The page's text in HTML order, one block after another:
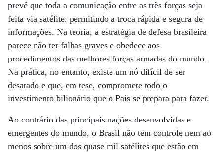
prevê que toda a comunicação entre as três forças seja
feita via satélite, permitindo a troca rápida e segura de
informações. Na teoria, a estratégia de defesa brasileira
parece não ter falhas graves e obedece aos
procedimentos das melhores forças armadas do mundo.
Na prática, no entanto, existe um nó difícil de ser
desatado e que, em tese, compromete todo o
investimento bilionário que o País se prepara para fazer.
Ao contrário das principais nações desenvolvidas e
emergentes do mundo, o Brasil não tem controle nem ao
menos sobre um dos quase mil satélites que estão em